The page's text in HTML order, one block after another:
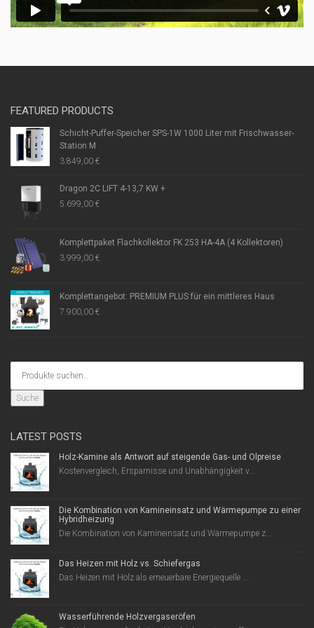
FEATURED PRODUCTS
Schicht-Puffer-Speicher SPS-1W 1000 Liter mit Frischwasser-
Station M
3.849,00 €
Dragon 2C LIFT 4-13,7 KW +
5.699,00 €
Komplettpaket Flachkollektor FK 253 HA-4A (4 Kollektoren)
3.999,00 €
Komplettangebot: PREMIUM PLUS für ein mittleres Haus
7.900,00 €
Suche
LATEST POSTS
Holz-Kamine als Antwort auf steigende Gas- und Ölpreise
Kostenvergleich, Ersparnisse und Unabhängigkeit v...
Die Kombination von Kamineinsatz und Wärmepumpe zu einer
Hybridheizung
Die Kombination von Kamineinsatz und Wärmepumpe z...
Das Heizen mit Holz vs. Schiefergas
Das Heizen mit Holz als erneuerbare Energiequelle ...
Wasserführende Holzvergaseröfen